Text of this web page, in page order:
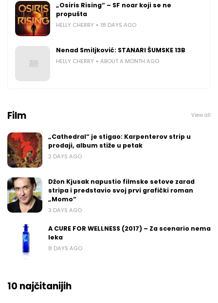
„Osiris Rising“ – SF noar koji se ne
propušta
HELLY CHERRY 18 DAYS AGO
Nenad Smiljković: STANARI ŠUMSKE 13B
HELLY CHERRY ABOUT A MONTH AGO
Film View all
„Cathedral“ je stigao: Karpenterov strip u
prodaji, album stiže u petak
2 DAYS AGO
Džon Kjusak napustio filmske setove zarad
stripa i predstavio svoj prvi grafički roman
„Momo“
3 DAYS AGO
A CURE FOR WELLNESS (2017) – Za scenario nema
leka
8 DAYS AGO
10 najčitanijih